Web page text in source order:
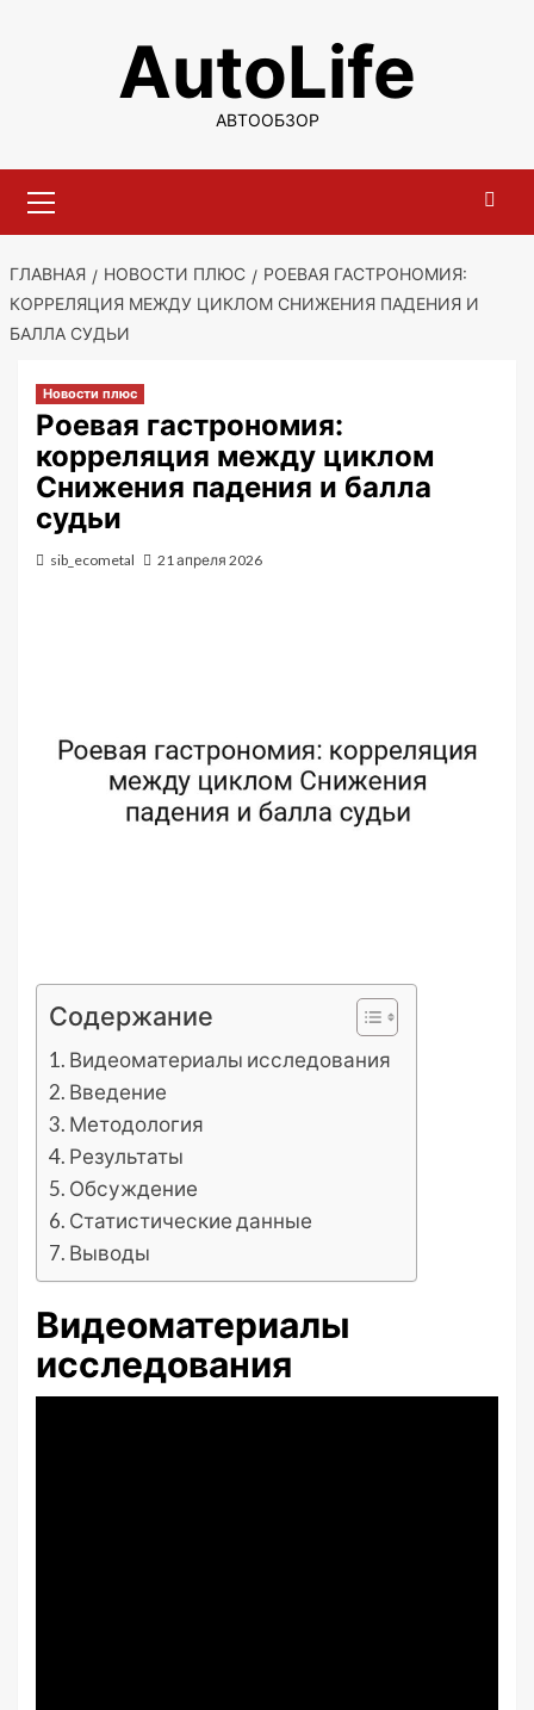
содержимомуAutoLife
АВТООБЗОР
меню
ГЛАВНАЯ НОВОСТИ ПЛЮС
РОЕВАЯ ГАСТРОНОМИЯ:
КОРРЕЛЯЦИЯ МЕЖДУ ЦИКЛОМ СНИЖЕНИЯ ПАДЕНИЯ И
БАЛЛА СУДЬИ
Новости плюс
Роевая гастрономия:
корреляция между циклом
Снижения падения и балла
судьи
sib_ecometal 21 апреля 2026
Содержание
Видеоматериалы исследования
Введение
Методология
Результаты
Обсуждение
Статистические данные
Выводы
Видеоматериалы
исследования